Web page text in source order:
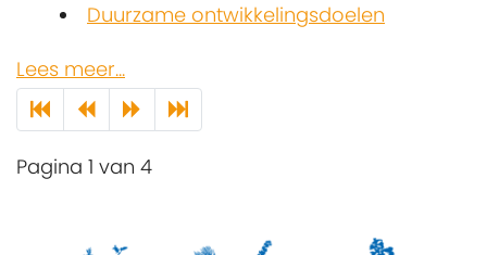
Duurzame ontwikkelingsdoelen
Lees meer...
Pagina 1 van 4